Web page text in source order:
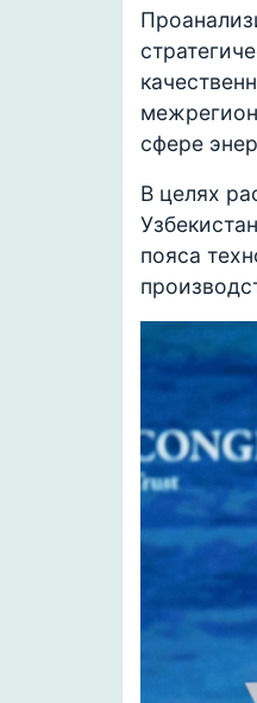
сфере
В целях
пояса